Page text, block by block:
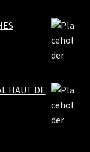
HAUT DE